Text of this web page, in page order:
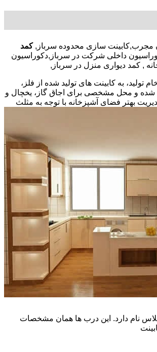
کمد
داخلی شرکت در سرباز,دکوراسیون
, کمد دیواری منزل در سرباز,
به کابینت های تولید شده از فلز،
شده و محل مشخصی برای اجاق گاز، یخچال و
بهتر فضای آشپزخانه با توجه به مثلث
از درب های کابینت نیزهای گلاس نام دارد. این درب ها همان مشخصات